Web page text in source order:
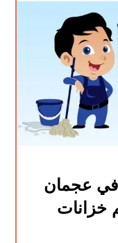
عجمان